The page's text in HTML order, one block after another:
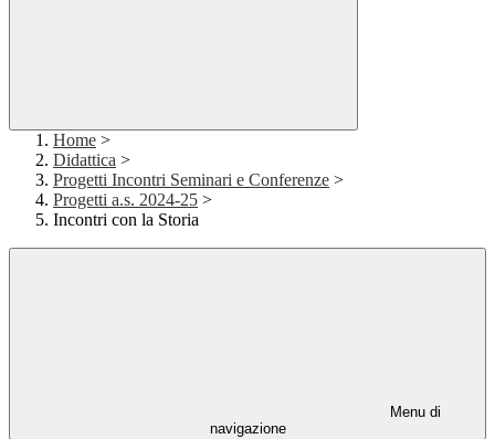
Home >
Didattica >
Progetti Incontri Seminari e Conferenze >
Progetti a.s. 2024-25 >
Incontri con la Storia
Menu di
navigazione